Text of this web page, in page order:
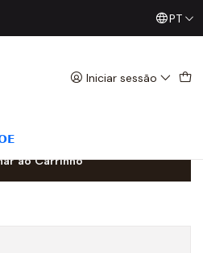
Iniciar sessão
nossos Diretos? Todas as Segundas /PT
ao Carrinho